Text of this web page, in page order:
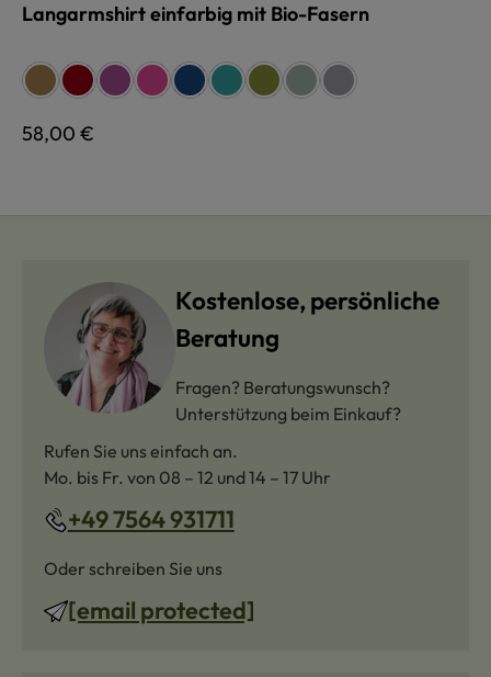
Langarmshirt einfarbig mit Bio-Fasern
Farbe auswählen
camel rot lila pink dunkelblau
türkis grün schilf grau
Regulärer Preis:
58,00 €
Kostenlose, persönliche
Beratung
Fragen? Beratungswunsch?
Unterstützung beim Einkauf?
Rufen Sie uns einfach an.
Mo. bis Fr. von 08 – 12 und 14 – 17 Uhr
+49 7564 931711
Oder schreiben Sie uns
[email protected]